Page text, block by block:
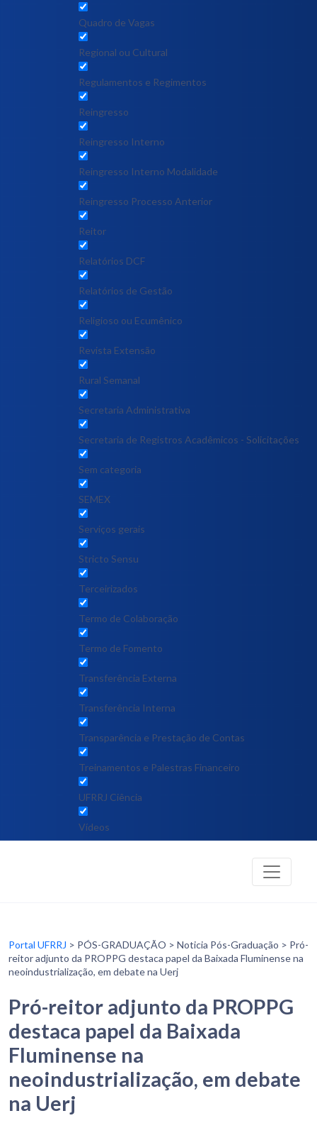
Quadro de Vagas
Regional ou Cultural
Regulamentos e Regimentos
Reingresso
Reingresso Interno
Reingresso Interno Modalidade
Reingresso Processo Anterior
Reitor
Relatórios DCF
Relatórios de Gestão
Religioso ou Ecumênico
Revista Extensão
Rural Semanal
Secretaria Administrativa
Secretaria de Registros Acadêmicos - Solicitações
Sem categoria
SEMEX
Serviços gerais
Stricto Sensu
Terceirizados
Termo de Colaboração
Termo de Fomento
Transferência Externa
Transferência Interna
Transparência e Prestação de Contas
Treinamentos e Palestras Financeiro
UFRRJ Ciência
Vídeos
Portal UFRRJ > PÓS-GRADUAÇÃO > Noticia Pós-Graduação > Pró-
reitor adjunto da PROPPG destaca papel da Baixada Fluminense na
neoindustrialização, em debate na Uerj
Pró-reitor adjunto da PROPPG
destaca papel da Baixada
Fluminense na
neoindustrialização, em debate
na Uerj